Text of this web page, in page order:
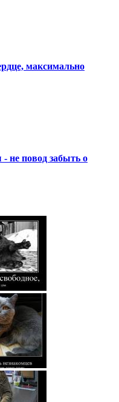
максимально
не повод забыть о